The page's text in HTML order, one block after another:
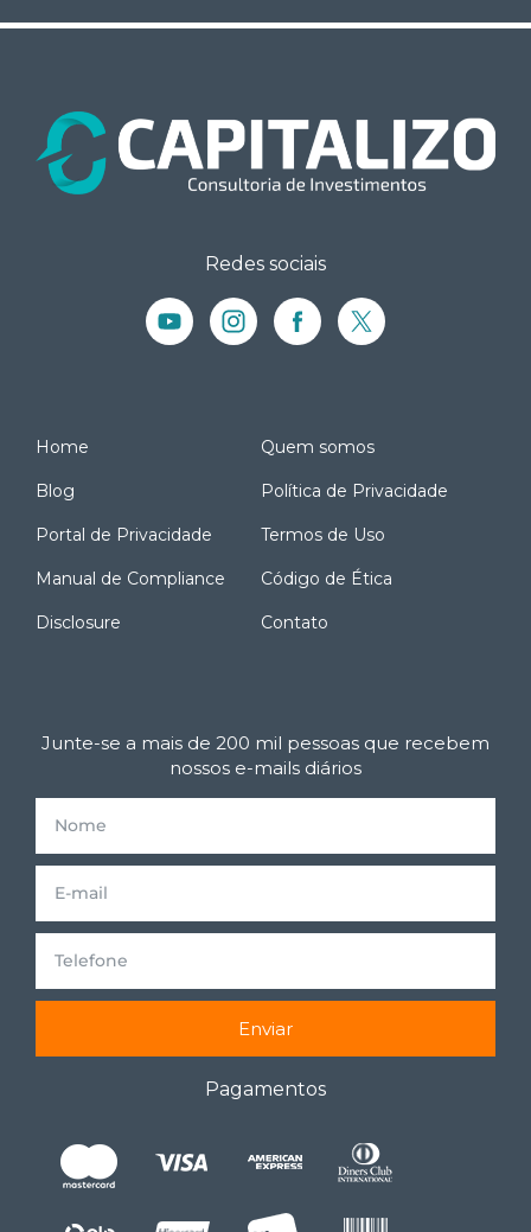
Redes sociais
Home Quem somos
Blog Política de Privacidade
Portal de Privacidade Termos de Uso
Manual de Compliance Código de Ética
Disclosure Contato
Junte-se a mais de 200 mil pessoas que recebem
nossos e-mails diários
Enviar
Pagamentos